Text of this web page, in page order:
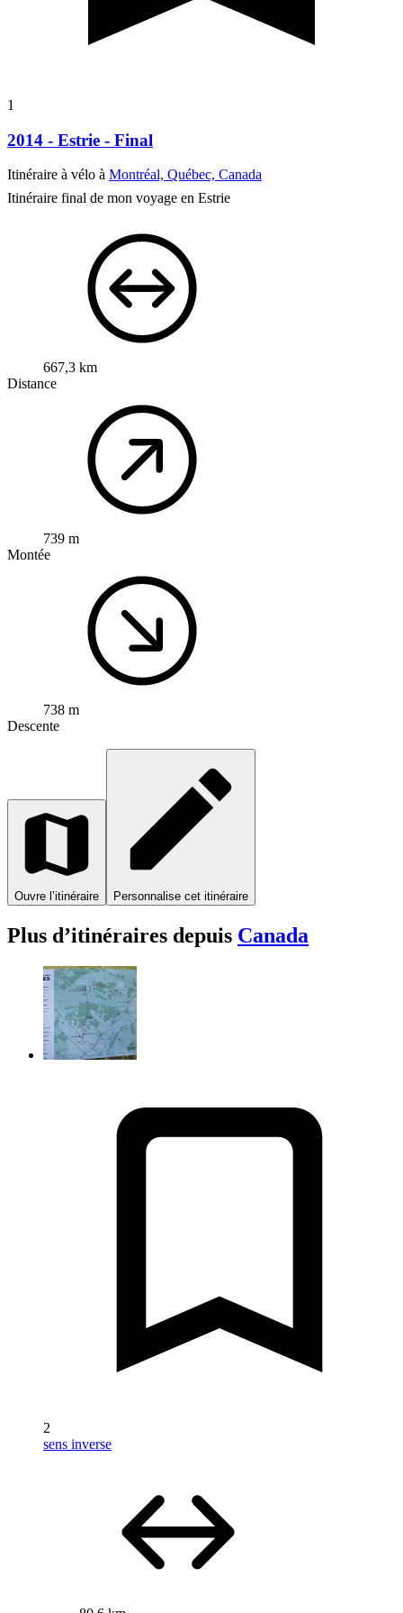
1
2014 - Estrie - Final
Itinéraire à vélo à Montréal, Québec, Canada
Itinéraire final de mon voyage en Estrie
667,3 km
Distance
739 m
Montée
738 m
Descente
Ouvre l’itinéraire Personnalise cet itinéraire
Plus d’itinéraires depuis Canada
2
sens inverse